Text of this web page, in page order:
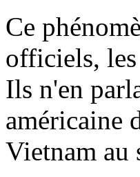
Ce
officiels,
Ils n'en
américaine
Vietnam au